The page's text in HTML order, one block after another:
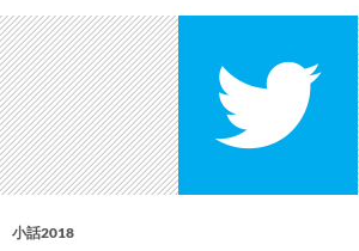
追
加
イ
ン
ス
ト
ア
限
定
小話2018